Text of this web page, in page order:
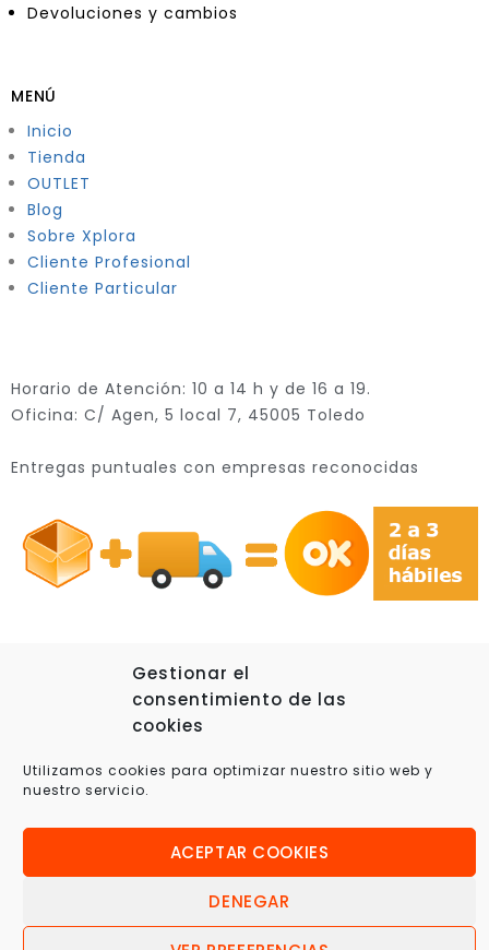
Gestionar el
consentimiento de las
cookies
Utilizamos cookies para optimizar nuestro sitio web y
nuestro servicio.
ACEPTAR COOKIES
DENEGAR
Devoluciones y cambios
MENÚ
Inicio
Tienda
OUTLET
Blog
Sobre Xplora
Cliente Profesional
Cliente Particular
Horario de Atención: 10 a 14 h y de 16 a 19.
Oficina: C/ Agen, 5 local 7, 45005 Toledo
Entregas puntuales con empresas reconocidas
© 2025 Xplora360 – Robótica Educativa, Ciencia y
Tecnología